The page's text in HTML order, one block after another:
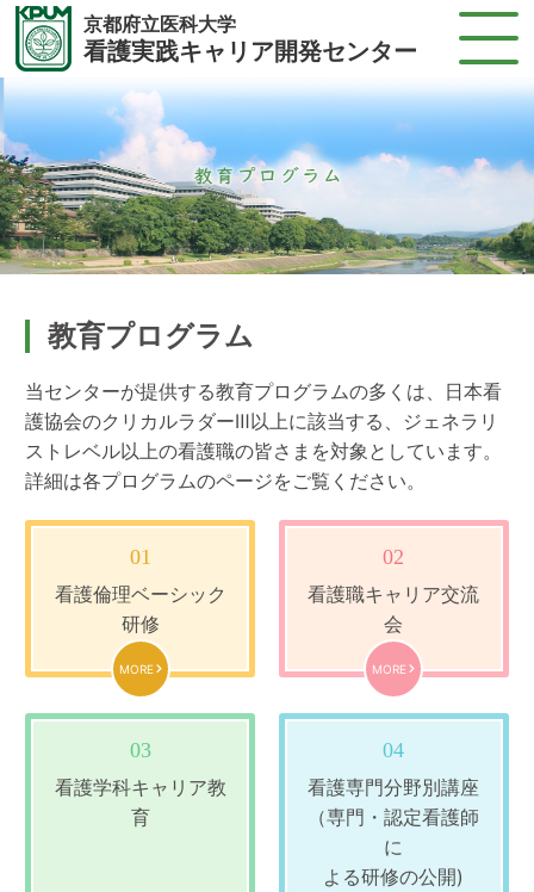
京都府立医科大学
看護実践キャリア開発センター
教育プログラム
当センターが提供する教育プログラムの多くは、日本看
護協会のクリカルラダーⅢ以上に該当する、ジェネラリ
ストレベル以上の看護職の皆さまを対象としています。
詳細は各プログラムのページをご覧ください。
01
看護倫理ベーシック
研修
MORE
02
看護職キャリア交流
会
MORE
03
看護学科キャリア教
育
04
看護専門分野別講座
（専門・認定看護師
に
よる研修の公開)